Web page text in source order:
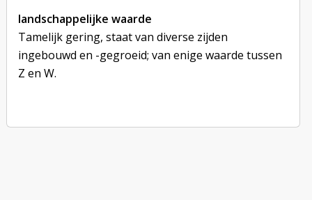
landschappelijke waarde
Tamelijk gering, staat van diverse zijden
ingebouwd en -gegroeid; van enige waarde tussen
Z en W.